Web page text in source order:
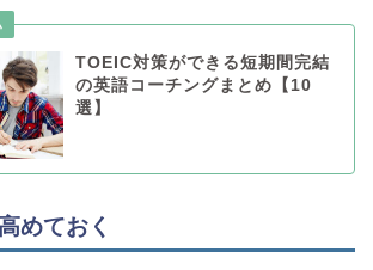
TOEIC対策ができる短期間完結
の英語コーチングまとめ【10
選】
めておく